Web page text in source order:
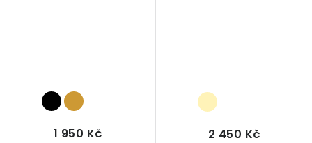
1 950 Kč 2 450 Kč